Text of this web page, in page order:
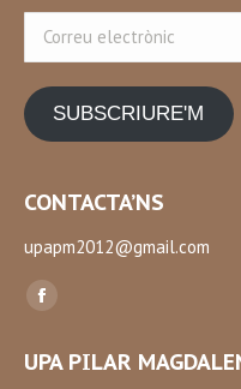
electrònic
SUBSCRIURE'M
CONTACTA’NS
upapm2012@gmail.com
Find us on:
Facebook
opens
UPA PILAR